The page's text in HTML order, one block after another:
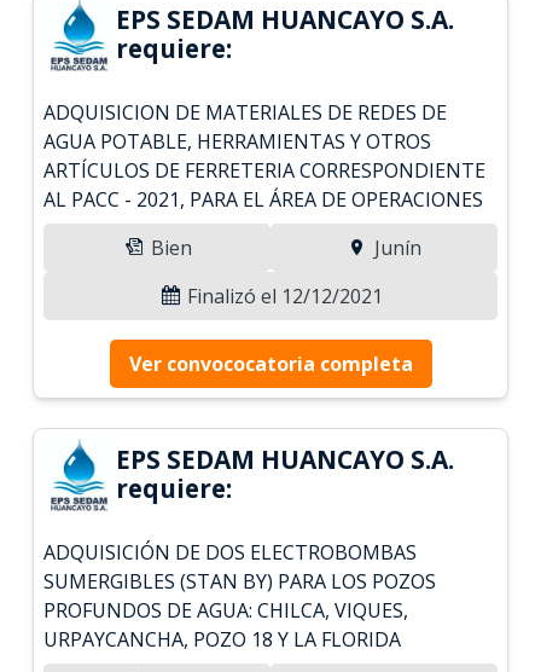
EPS SEDAM HUANCAYO S.A.
requiere:
ADQUISICION DE MATERIALES DE REDES DE
AGUA POTABLE, HERRAMIENTAS Y OTROS
ARTÍCULOS DE FERRETERIA CORRESPONDIENTE
AL PACC - 2021, PARA EL ÁREA DE OPERACIONES
Bien
Junín
Finalizó el 12/12/2021
Ver convococatoria completa
EPS SEDAM HUANCAYO S.A.
requiere:
ADQUISICIÓN DE DOS ELECTROBOMBAS
SUMERGIBLES (STAN BY) PARA LOS POZOS
PROFUNDOS DE AGUA: CHILCA, VIQUES,
URPAYCANCHA, POZO 18 Y LA FLORIDA